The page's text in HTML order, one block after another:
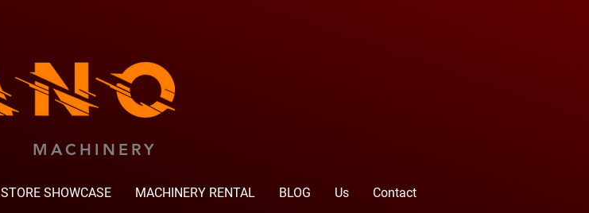
MACHINERY
STORE SHOWCASE MACHINERY RENTAL BLOG Us Contact